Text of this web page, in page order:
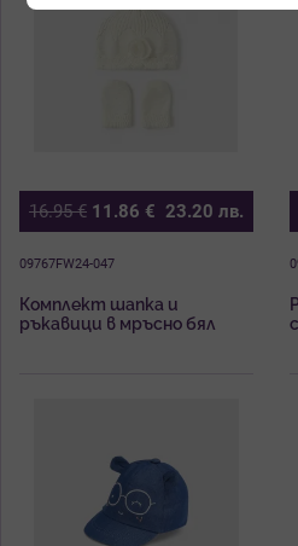
16.95€ 11.86 € 23.20 лв.
09767FW24-047
Комплект шапка и
ръкавици в мръсно бял